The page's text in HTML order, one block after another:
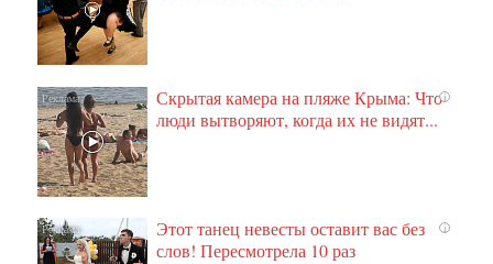
i
Скрытая камера на пляже Крыма: Что
люди вытворяют, когда их не видят...
i
Этот танец невесты оставит вас без
слов! Пересмотрела 10 раз